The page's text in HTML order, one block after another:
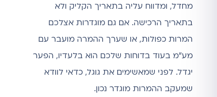
מחדל, ומדווח עליה בתאריך הקליק ולא
בתאריך הרכישה. אם גם מוגדרות אצלכם
המרות כפולות, או שערך ההמרה מועבר עם
מע״מ בעוד בדוחות שלכם הוא בלעדיו, הפער
יגדל. לפני שמאשימים את גוגל, כדאי לוודא
שמעקב ההמרות מוגדר נכון.